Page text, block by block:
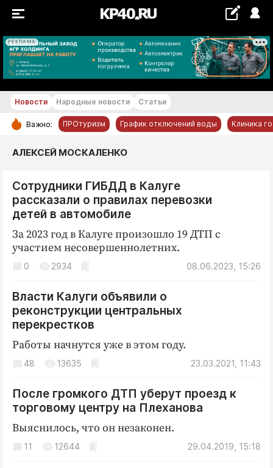
РЕКЛАМА
+18...+19 °С
РУБРИКИ
Новости компаний
Статьи
Народные новости
Авто и транспорт
Благоустройство
Культура
Недвижимость и ЖКХ
Общество
Праздники
Происшествия
Спорт
Экономика и бизнес
Новости Народные новости Статьи
Важно: ПРОтуризм График отключений воды Клиника
АЛЕКСЕЙ МОСКАЛЕНКО
Сотрудники ГИБДД в Калуге
рассказали о правилах перевозки
детей в автомобиле
За 2023 год в Калуге произошло 19 ДТП с
участием несовершеннолетних.
08.06.2023, 15:26
0 2934
Власти Калуги объявили о
реконструкции центральных
перекрестков
Работы начнутся уже в этом году.
23.03.2021, 11:43
48 13635
После громкого ДТП уберут проезд к
торговому центру на Плеханова
Выяснилось, что он незаконен.
29.04.2019, 15:18
11 12644